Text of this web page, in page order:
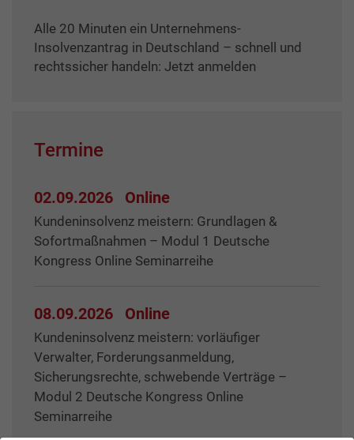
Alle 20 Minuten ein Unternehmens-
Insolvenzantrag in Deutschland – schnell und
rechtssicher handeln: Jetzt anmelden
Termine
02.09.2026 Online
Kundeninsolvenz meistern: Grundlagen &
Sofortmaßnahmen – Modul 1 Deutsche
Kongress Online Seminarreihe
08.09.2026 Online
Kundeninsolvenz meistern: vorläufiger
Verwalter, Forderungsanmeldung,
Sicherungsrechte, schwebende Verträge –
Modul 2 Deutsche Kongress Online
Seminarreihe